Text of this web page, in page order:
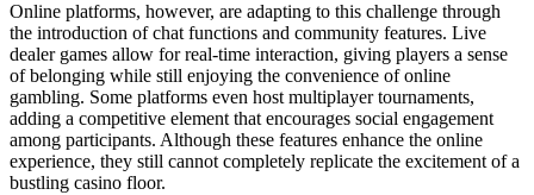
Online platforms, however, are adapting to this challenge through
the introduction of chat functions and community features. Live
dealer games allow for real-time interaction, giving players a sense
of belonging while still enjoying the convenience of online
gambling. Some platforms even host multiplayer tournaments,
adding a competitive element that encourages social engagement
among participants. Although these features enhance the online
experience, they still cannot completely replicate the excitement of a
bustling casino floor.